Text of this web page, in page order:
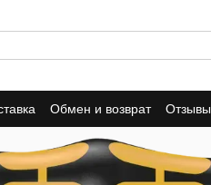
Обмен и возврат Отзывы